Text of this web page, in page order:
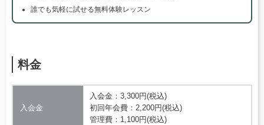
誰でも気軽に試せる無料体験レッスン
料金
入会金
入会金：3,300円(税込)
初回年会費：2,200円(税込)
管理費：1,100円(税込)